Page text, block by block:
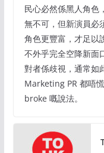
民心必然係黑人角色
無不可，但新演員必
角色更豐富，才足以
不外乎完全空降新面
對者係歧視，通常如
Marketing PR 都唔
broke 嘅說法。